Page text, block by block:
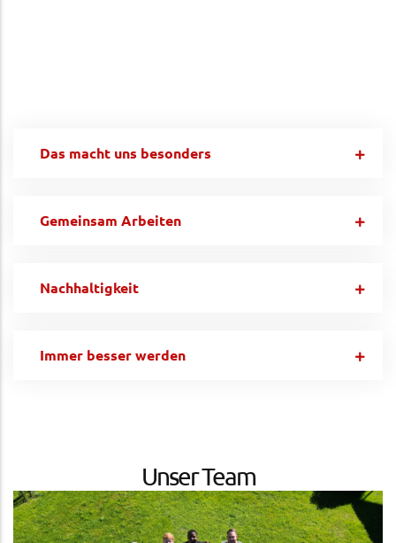
Das macht uns besonders
Gemeinsam Arbeiten
Nachhaltigkeit
Immer besser werden
Unser Team